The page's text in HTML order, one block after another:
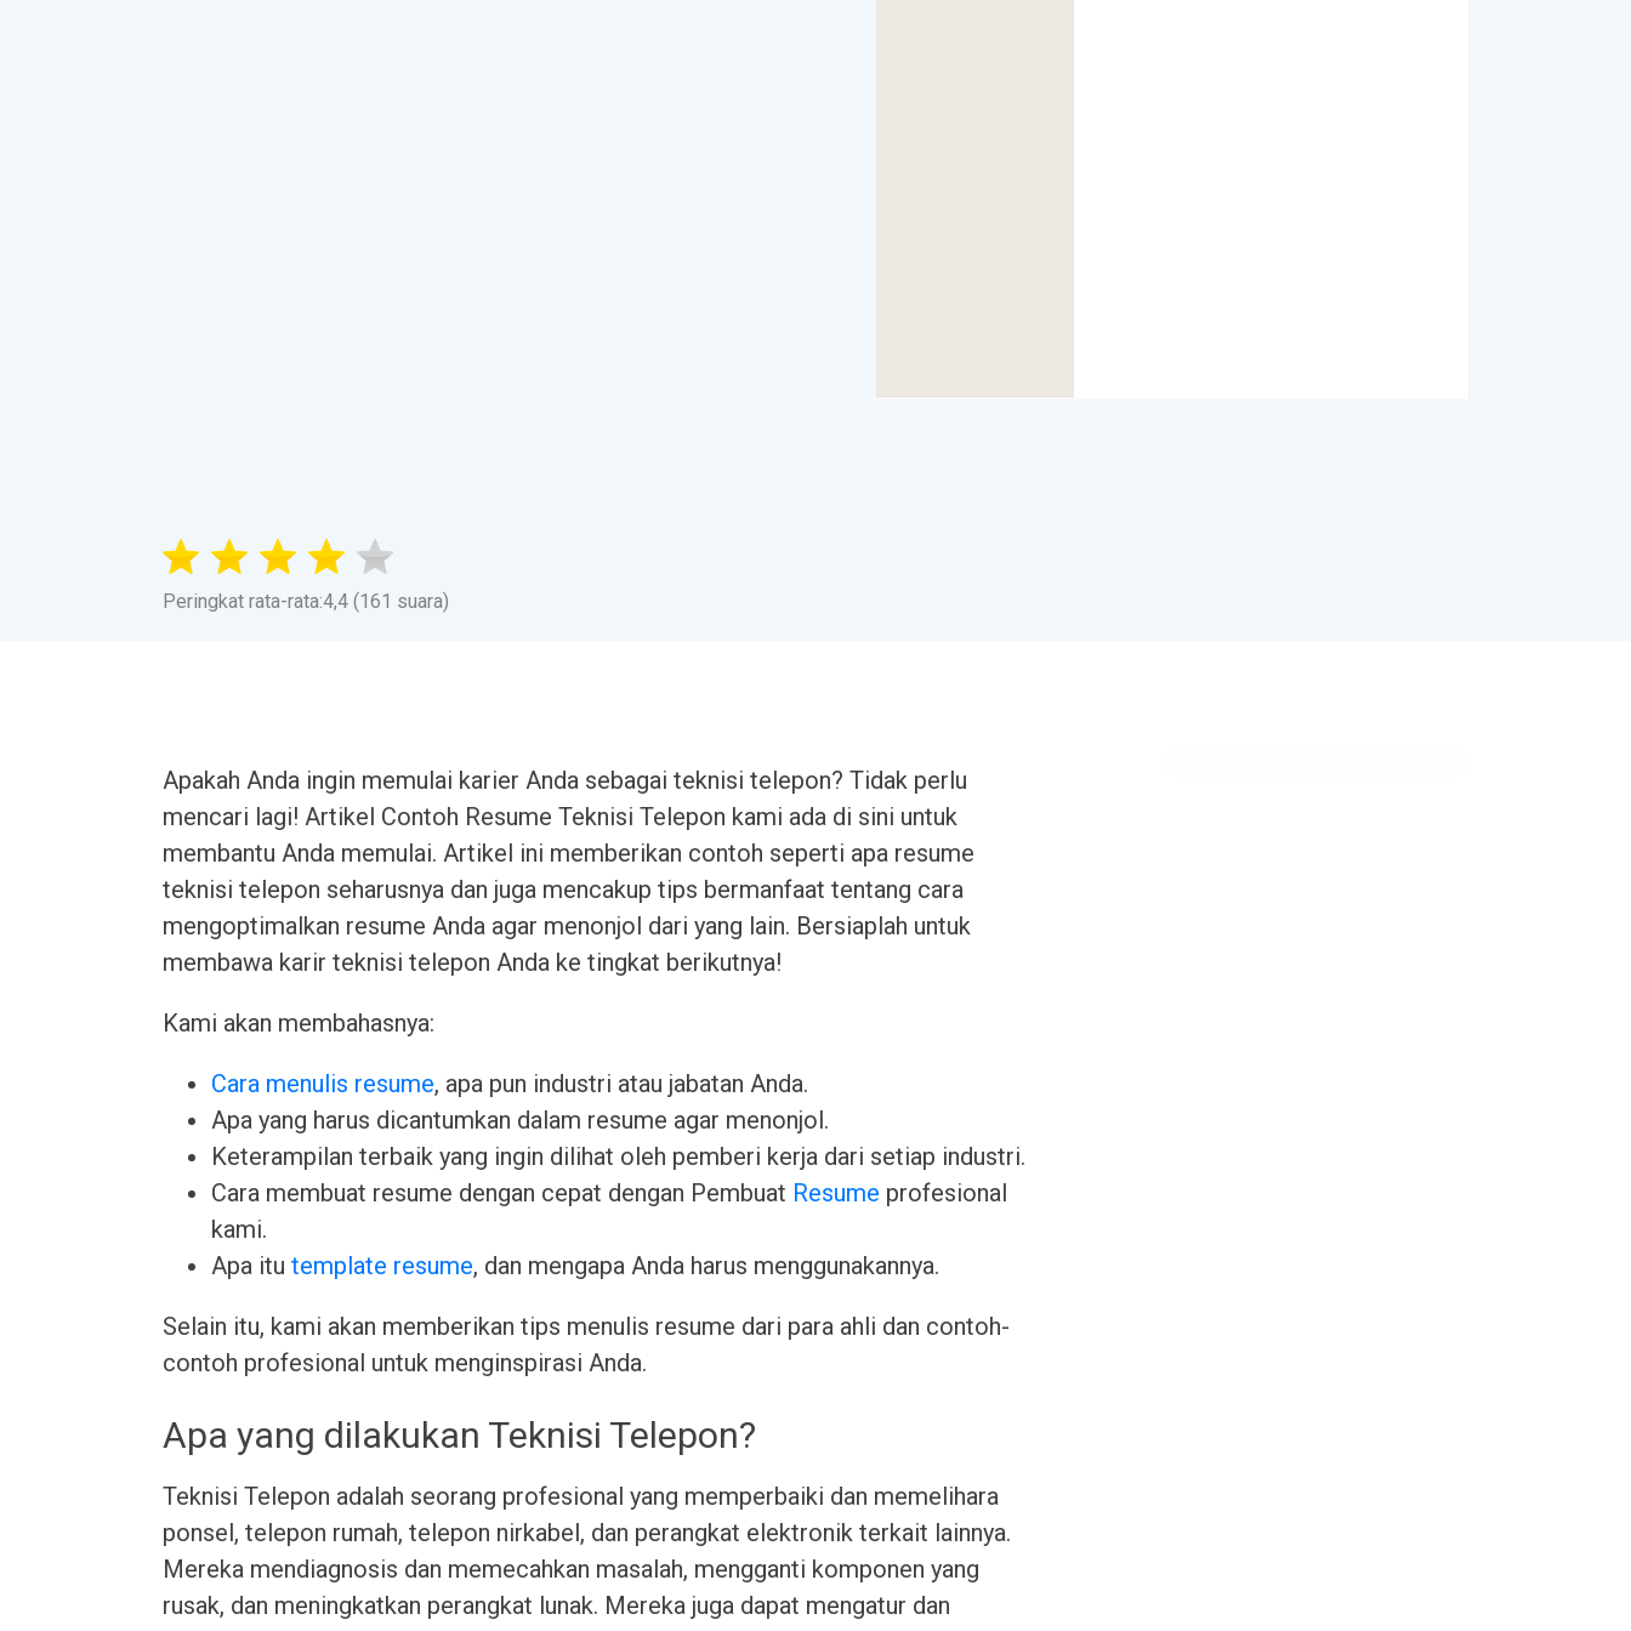
Peringkat rata-rata:4,4 (161 suara)
Apakah Anda ingin memulai karier Anda sebagai teknisi telepon? Tidak perlu
mencari lagi! Artikel Contoh Resume Teknisi Telepon kami ada di sini untuk
membantu Anda memulai. Artikel ini memberikan contoh seperti apa resume
teknisi telepon seharusnya dan juga mencakup tips bermanfaat tentang cara
mengoptimalkan resume Anda agar menonjol dari yang lain. Bersiaplah untuk
membawa karir teknisi telepon Anda ke tingkat berikutnya!
Kami akan membahasnya:
Cara menulis resume, apa pun industri atau jabatan Anda.
Apa yang harus dicantumkan dalam resume agar menonjol.
Keterampilan terbaik yang ingin dilihat oleh pemberi kerja dari setiap industri.
Cara membuat resume dengan cepat dengan Pembuat Resume profesional
kami.
Apa itutemplate resume, dan mengapa Anda harus menggunakannya.
Selain itu, kami akan memberikan tips menulis resume dari para ahli dan contoh-
contoh profesional untuk menginspirasi Anda.
Apa yang dilakukan Teknisi Telepon?
Teknisi Telepon adalah seorang profesional yang memperbaiki dan memelihara
ponsel, telepon rumah, telepon nirkabel, dan perangkat elektronik terkait lainnya.
Mereka mendiagnosis dan memecahkan masalah, mengganti komponen yang
rusak, dan meningkatkan perangkat lunak. Mereka juga dapat mengatur dan